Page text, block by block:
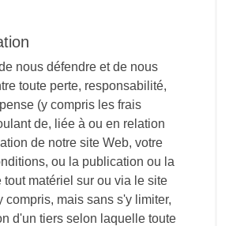
nous défendre et de nous
toute perte, responsabilité,
(y compris les frais
de, liée à ou en relation
de notre site Web, votre
ou la publication ou la
tout matériel sur ou via le site
compris, mais sans s'y limiter,
d'un tiers selon laquelle toute